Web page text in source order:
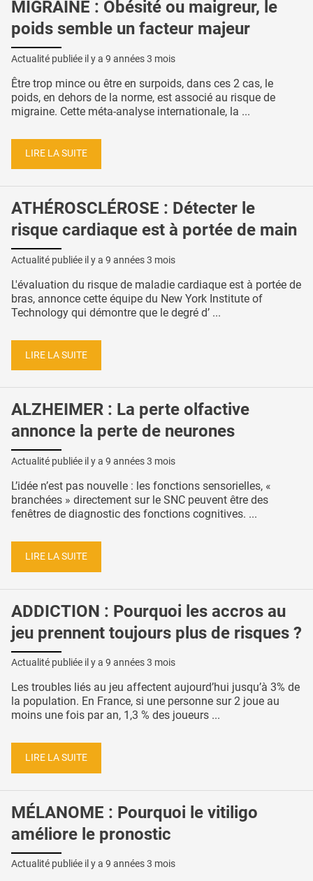
MIGRAINE : Obésité ou maigreur, le
poids semble un facteur majeur
Actualité publiée il y a 9 années 3 mois
Être trop mince ou être en surpoids, dans ces 2 cas, le
poids, en dehors de la norme, est associé au risque de
migraine. Cette méta-analyse internationale, la ...
LIRE LA SUITE
ATHÉROSCLÉROSE : Détecter le
risque cardiaque est à portée de main
Actualité publiée il y a 9 années 3 mois
L'évaluation du risque de maladie cardiaque est à portée de
bras, annonce cette équipe du New York Institute of
Technology qui démontre que le degré d’ ...
LIRE LA SUITE
ALZHEIMER : La perte olfactive
annonce la perte de neurones
Actualité publiée il y a 9 années 3 mois
L’idée n’est pas nouvelle : les fonctions sensorielles, «
branchées » directement sur le SNC peuvent être des
fenêtres de diagnostic des fonctions cognitives. ...
LIRE LA SUITE
ADDICTION : Pourquoi les accros au
jeu prennent toujours plus de risques ?
Actualité publiée il y a 9 années 3 mois
Les troubles liés au jeu affectent aujourd’hui jusqu’à 3% de
la population. En France, si une personne sur 2 joue au
moins une fois par an, 1,3 % des joueurs ...
LIRE LA SUITE
MÉLANOME : Pourquoi le vitiligo
améliore le pronostic
Actualité publiée il y a 9 années 3 mois